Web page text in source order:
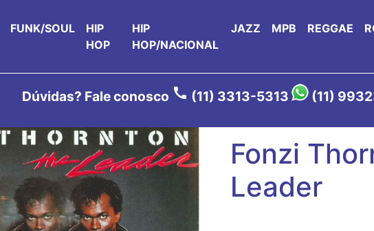
FUNK/SOUL
HIP
HOP
HIP
HOP/NACIONAL
JAZZ MPB REGGAE
Dúvidas? Fale conosco call (11) 3313-5313 (11)
Fonzi
Leader